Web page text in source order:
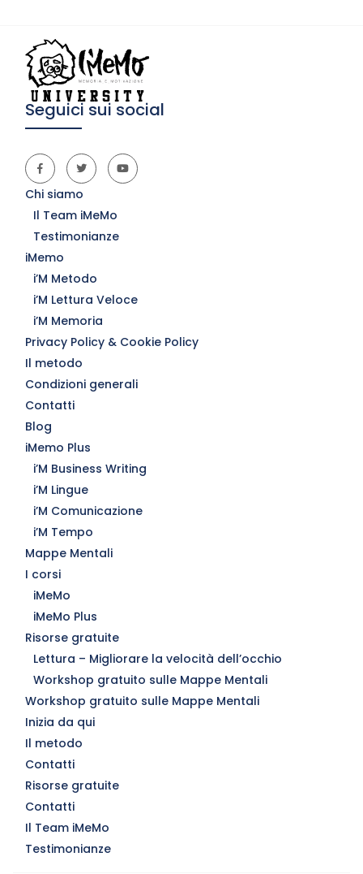
Seguici sui social
Chi siamo
Il Team iMeMo
Testimonianze
iMemo
i’M Metodo
i’M Lettura Veloce
i’M Memoria
Privacy Policy & Cookie Policy
Il metodo
Condizioni generali
Contatti
Blog
iMemo Plus
i’M Business Writing
i’M Lingue
i’M Comunicazione
i’M Tempo
Mappe Mentali
I corsi
iMeMo
iMeMo Plus
Risorse gratuite
Lettura – Migliorare la velocità dell’occhio
Workshop gratuito sulle Mappe Mentali
Workshop gratuito sulle Mappe Mentali
Inizia da qui
Il metodo
Contatti
Risorse gratuite
Contatti
Il Team iMeMo
Testimonianze